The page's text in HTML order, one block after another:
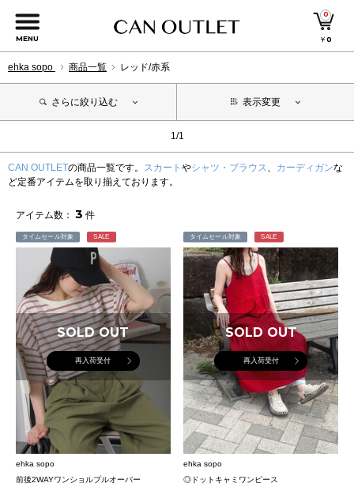
MENU
0
￥0
ehka sopo 商品一覧 レッド/赤系
さらに絞り込む 表示変更
1/1
CAN OUTLETの商品一覧です。 スカート やシャツ・ブラウス、 カーディガンな
ど定番アイテムを取り揃えております。
アイテム数： 3 件
タイムセール対象 SALE
SOLD OUT
再入荷受付
ehka sopo
前後2WAYワンショルプルオーバー
タイムセール対象 SALE
SOLD OUT
再入荷受付
ehka sopo
◎ドットキャミワンピース